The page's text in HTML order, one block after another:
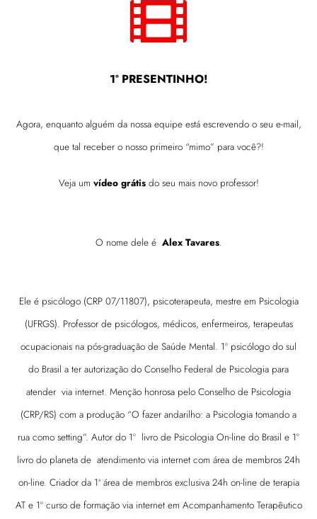
1º PRESENTINHO!
Agora, enquanto alguém da nossa equipe está escrevendo o seu e-mail,
que tal receber o nosso primeiro “mimo” para você?!
Veja um vídeo grátisdo seu mais novo professor!
O nome dele é Alex Tavares.
Ele é psicólogo (CRP 07/11807), psicoterapeuta, mestre em Psicologia
(UFRGS). Professor de psicólogos, médicos, enfermeiros, terapeutas
ocupacionais na pós-graduação de Saúde Mental. 1º psicólogo do sul
do Brasil a ter autorização do Conselho Federal de Psicologia para
atender via internet. Menção honrosa pelo Conselho de Psicologia
(CRP/RS) com a produção “O fazer andarilho: a Psicologia tomando a
rua como setting”. Autor do 1º livro de Psicologia On-line do Brasil e 1º
livro do planeta de atendimento via internet com área de membros 24h
on-line. Criador da 1ª área de membros exclusiva 24h on-line de terapia
AT e 1º curso de formação via internet em Acompanhamento Terapêutico